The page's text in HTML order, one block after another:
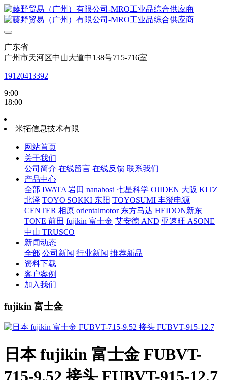
广东省
广州市天河区中山大道中138号715-716室
19120413392
9:00
18:00
米拓信息技术有限
网站首页
关于我们
公司简介 在线留言 在线反馈 联系我们
产品中心
全部 IWATA 岩田 nanabosi 七星科学 OJIDEN 大阪 KITZ
北泽 TOYO SOKKI 东阳 TOYOSUMI 丰澄电源
CENTER 相原 orientalmotor 东方马达 HEIDON新东
TONE 前田 fujikin 富士金 艾安德 AND 亚速旺 ASONE
中山 TRUSCO
新闻动态
全部 公司新闻 行业新闻 推荐新品
资料下载
客户案例
加入我们
fujikin 富士金
日本 fujikin 富士金 FUBVT-